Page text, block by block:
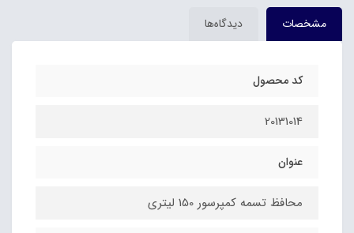
مشخصات دیدگاه‌ها
کد محصول
20131014
عنوان
محافظ تسمه کمپرسور 150 لیتری